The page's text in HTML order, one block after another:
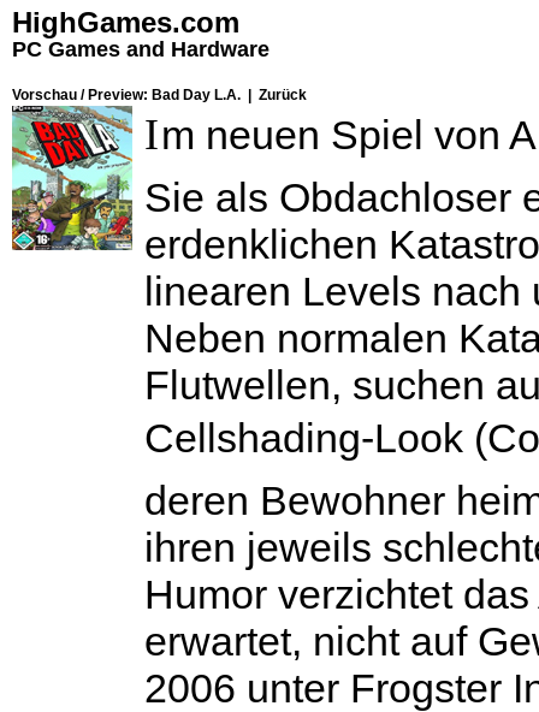
HighGames.com
PC Games and Hardware
Vorschau / Preview: Bad Day L.A. | Zurück
Im neuen Spiel von
Sie als Obdachloser
erdenklichen
linearen Levels nach
Neben normalen
Flutwellen, suchen
Cellshading-Look
deren Bewohner
ihren jeweils
Humor verzichtet
erwartet, nicht auf
2006 unter Frogster